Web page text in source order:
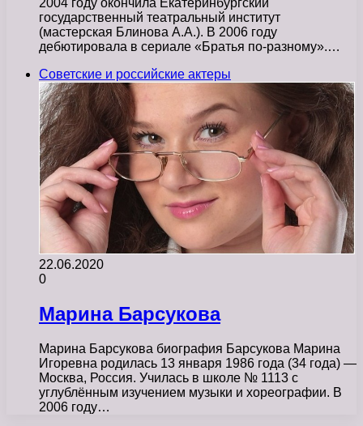
государственный театральный институт
(мастерская Блинова А.А.). В 2006 году
дебютировала в сериале «Братья по-разному».…
Советские и российские актеры
22.06.2020
0
Марина Барсукова
Марина Барсукова биография Барсукова Марина
Игоревна родилась 13 января 1986 года (34 года) —
Москва, Россия. Училась в школе № 1113 с
углублённым изучением музыки и хореографии. В
2006 году…